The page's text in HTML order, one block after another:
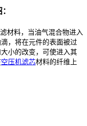
材料，当油气混合物进入
，将在元件的表面被过
小的改变，可使进入其
空压机滤芯材料的纤维上